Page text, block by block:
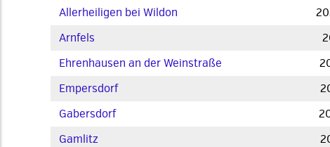
Allerheiligen bei Wildon
Arnfels
Ehrenhausen an der Weinstraße
Empersdorf
Gabersdorf
Gamlitz